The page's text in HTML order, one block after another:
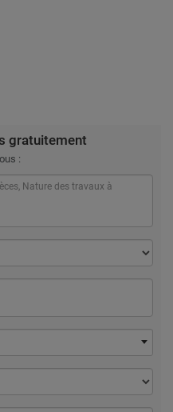
gratuitement
: